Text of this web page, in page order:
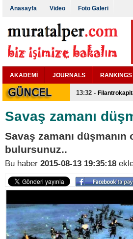
Anasayfa Video Foto Galeri
AKADEMİ JOURNALS RANKINGS
15:52 - Bir ÖSYM
Savaş zamanı
Savaş zamanı
bulursunuz..
Bu haber 2015-08-13 19:35:18